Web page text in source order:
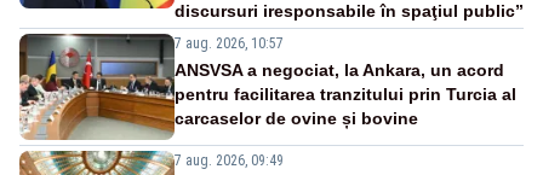
discursuri iresponsabile în spaţiul public”
7 aug. 2026, 10:57
ANSVSA a negociat, la Ankara, un acord
pentru facilitarea tranzitului prin Turcia al
carcaselor de ovine și bovine
7 aug. 2026, 09:49